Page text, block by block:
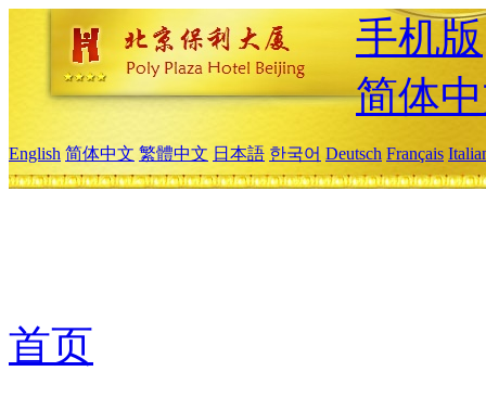
手机版
简体
English 简体中文 繁體中文 日本語 한국어 Deutsch Français
首页